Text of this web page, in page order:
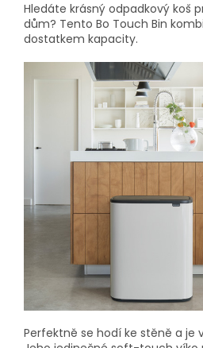
Hledáte krásný odpadkový koš
dům? Tento Bo Touch Bin
dostatkem kapacity.
Perfektně se hodí ke stěně a je